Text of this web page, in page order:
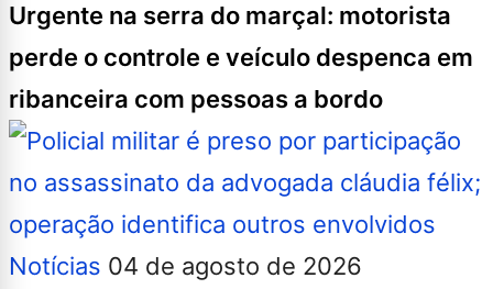
Urgente na serra do marçal: motorista
perde o controle e veículo despenca em
ribanceira com pessoas a bordo
Notícias 04 de agosto de 2026